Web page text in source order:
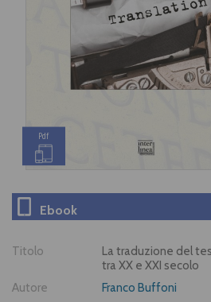
Pdf
Ebook
Titolo
La traduzione del
tra XX e XXI secolo
Autore
Franco Buffoni